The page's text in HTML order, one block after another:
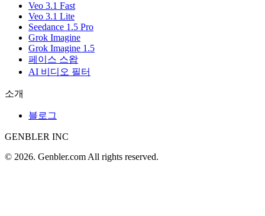
Veo 3.1 Fast
Veo 3.1 Lite
Seedance 1.5 Pro
Grok Imagine
Grok Imagine 1.5
페이스 스왑
AI 비디오 필터
소개
블로그
GENBLER INC
© 2026. Genbler.com All rights reserved.